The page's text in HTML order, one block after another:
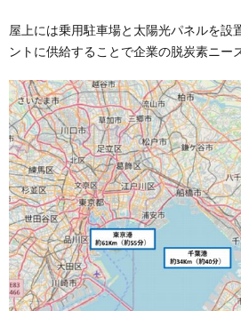
屋上には乗用駐車場と太陽光パネルを設
ントに供給することで企業の脱炭素ニー